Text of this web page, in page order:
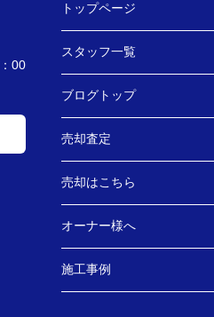
00
トップページ
スタッフ一覧
ブログトップ
売却査定
売却はこちら
オーナー様へ
施工事例